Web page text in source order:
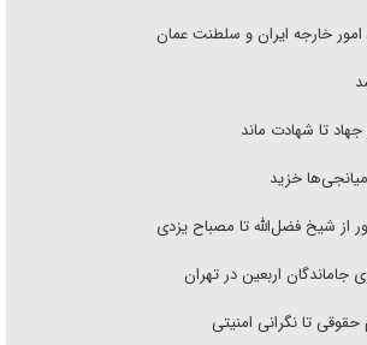
خارجه ایران و سلطنت عمان
تا شهادت ماند
خزید
از شیخ فضل‌الله تا مصباح یزدی
جاماندگان اربعین در تهران
حقوقی تا نگرانی امنیتی